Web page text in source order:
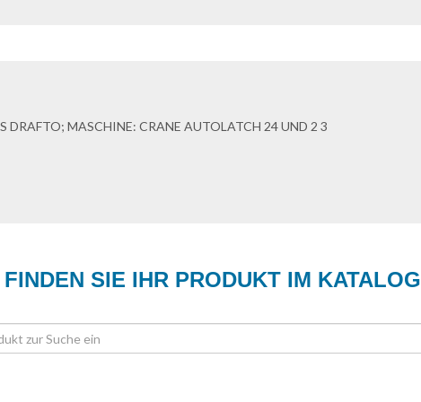
DRAFTO; MASCHINE: CRANE AUTOLATCH 24 UND 2 3
FINDEN SIE IHR PRODUKT IM KATALOG